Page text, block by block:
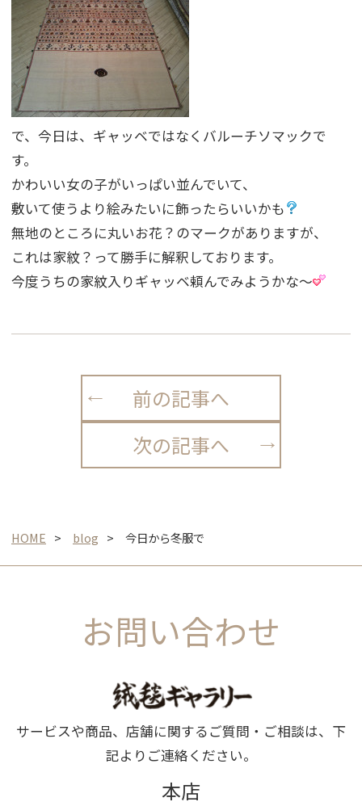
で、今日は、ギャッベではなくバルーチソマックで
す。
かわいい女の子がいっぱい並んでいて、
敷いて使うより絵みたいに飾ったらいいかも
無地のところに丸いお花？のマークがありますが、
これは家紋？って勝手に解釈しております。
今度うちの家紋入りギャッベ頼んでみようかな〜
前の記事へ
次の記事へ
HOME blog 今日から冬服で
お問い合わせ
サービスや商品、店舗に関するご質問・ご相談は、下
記よりご連絡ください。
本店